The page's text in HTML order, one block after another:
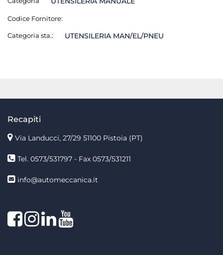
Codice Fornitore:
Categoria sta.: UTENSILERIA MAN/EL/PNEU
Recapiti
Via Landucci, 27/29 51100 Pistoia (PT)
Tel. 0573/531797 - Fax 0573/531211
info@automeccanica.it
FacebookInstagram
linkedin